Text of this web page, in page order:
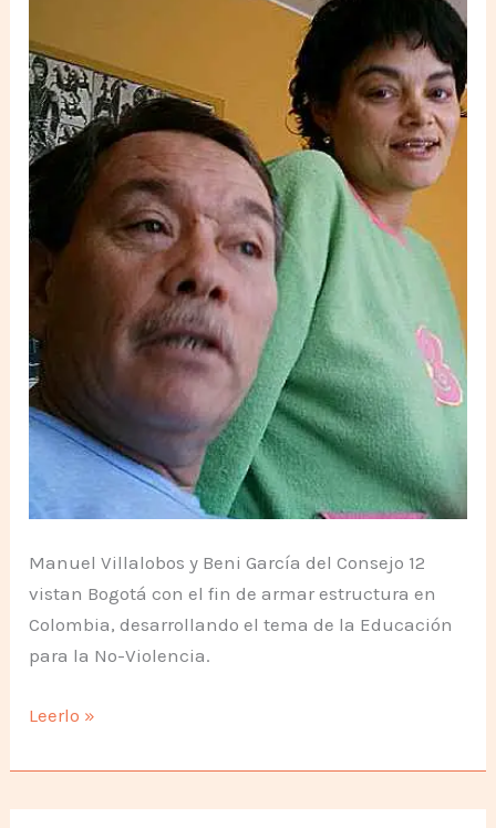
Manuel Villalobos y Beni García del Consejo 12
vistan Bogotá con el fin de armar estructura en
Colombia, desarrollando el tema de la Educación
para la No-Violencia.
Visita
España
Leerlo »